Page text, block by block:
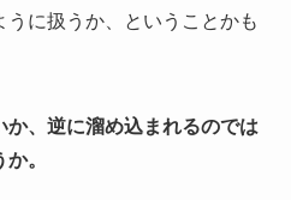
に扱うか、ということかも
、逆に溜め込まれるのでは
。